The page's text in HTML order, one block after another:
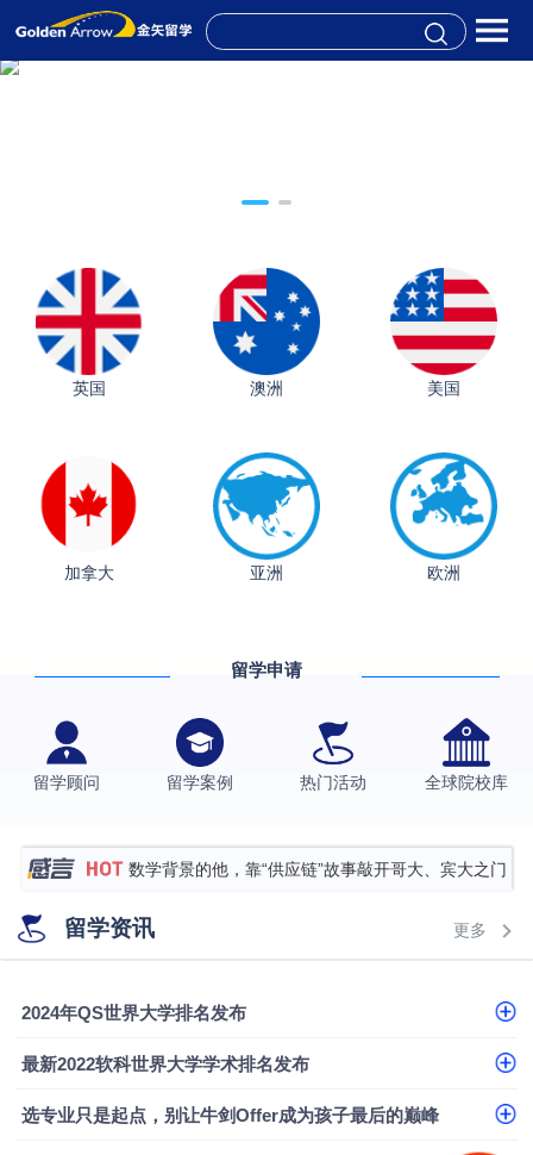
英国 澳洲 美国
加拿大 亚洲 欧洲
留学申请
留学顾问 留学案例 热门活动 全球院校库
伯明翰大学数字媒体与创意产业硕士录取案例
西南财经大学投资学背景，成功斩获英国名校多份
硕士录取
数学背景的他，靠“供应链”故事敲开哥大、宾大之门
专科逆袭伦敦大学学院UCL录取案例解析
香港浸会大学伦理与公共事务硕士录取
留学资讯 更多
2024年QS世界大学排名发布
最新2022软科世界大学学术排名发布
选专业只是起点，别让牛剑Offer成为孩子最后的巅峰